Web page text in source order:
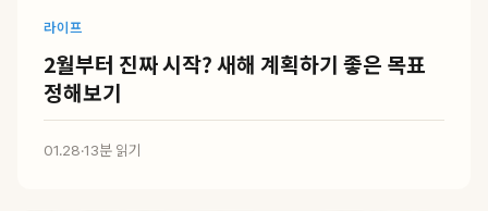
라이프
2월부터 진짜 시작? 새해 계획하기 좋은 목표
정해보기
01.28·13분 읽기